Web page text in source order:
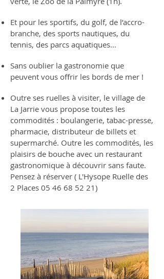
Et pour les sportifs, du golf, de l’accro-
branche, des sports nautiques, du
tennis, des parcs aquatiques...
Sans oublier la gastronomie que
peuvent vous offrir les bords de mer !
Outre ses ruelles à visiter, le village de
La Jarrie vous propose toutes les
commodités : boulangerie, tabac-presse,
pharmacie, distributeur de billets et
supermarché. Outre les commodités, les
plaisirs de bouche avec un restaurant
gastronomique à découvrir sans faute.
Pensez à réserver ( L'Hysope Ruelle des
2 Places 05 46 68 52 21)